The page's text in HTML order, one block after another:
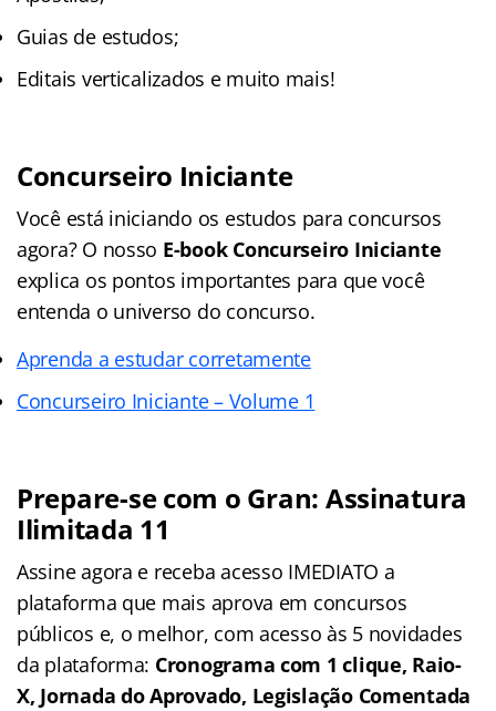
Guias de estudos;
Editais verticalizados e muito mais!
Concurseiro Iniciante
Você está iniciando os estudos para concursos
agora? O nosso E-book Concurseiro Iniciante
explica os pontos importantes para que você
entenda o universo do concurso.
Aprenda a estudar corretamente
Concurseiro Iniciante – Volume 1
Prepare-se com o Gran: Assinatura
Ilimitada 11
Assine agora e receba acesso IMEDIATO a
plataforma que mais aprova em concursos
públicos e, o melhor, com acesso às 5 novidades
da plataforma: Cronograma com 1 clique, Raio-
X, Jornada do Aprovado, Legislação Comentada